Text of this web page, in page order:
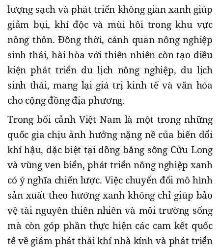
lượng sạch và phát triển không gian xanh giúp
giảm bụi, khí độc và mùi hôi trong khu vực
nông thôn. Đồng thời, cảnh quan nông nghiệp
sinh thái, hài hòa với thiên nhiên còn tạo điều
kiện phát triển du lịch nông nghiệp, du lịch
sinh thái, mang lại giá trị kinh tế và văn hóa
cho cộng đồng địa phương.
Trong bối cảnh Việt Nam là một trong những
quốc gia chịu ảnh hưởng nặng nề của biến đổi
khí hậu, đặc biệt tại đồng bằng sông Cửu Long
và vùng ven biển, phát triển nông nghiệp xanh
có ý nghĩa chiến lược. Việc chuyển đổi mô hình
sản xuất theo hướng xanh không chỉ giúp bảo
vệ tài nguyên thiên nhiên và môi trường sống
mà còn góp phần thực hiện các cam kết quốc
tế về giảm phát thải khí nhà kính và phát triển